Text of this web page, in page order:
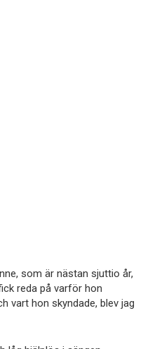
som är nästan sjuttio år,
reda på varför hon
vart hon skyndade, blev jag